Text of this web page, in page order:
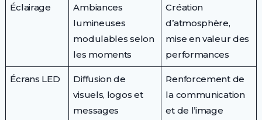
Éclairage
Ambiances
lumineuses
modulables selon
les moments
Création
d’atmosphère,
mise en valeur des
performances
Écrans LED
Diffusion de
visuels, logos et
messages
Renforcement de
la communication
et de l’image